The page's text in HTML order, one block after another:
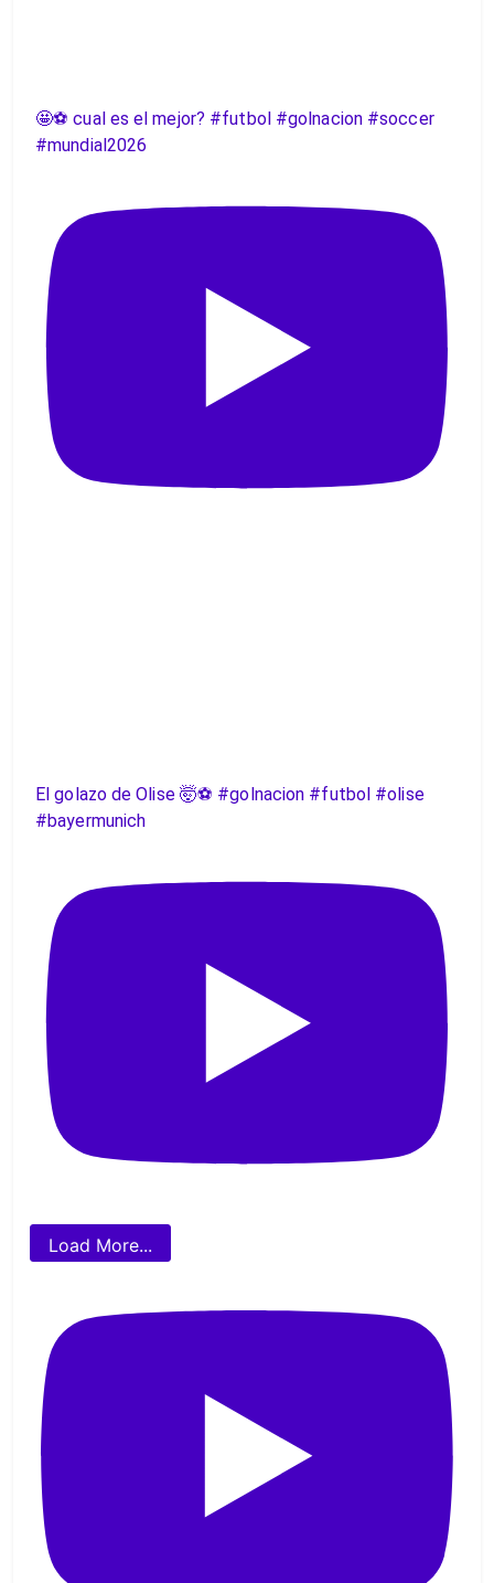
🤩⚽️ cual es el mejor? #futbol #golnacion #soccer
#mundial2026
El golazo de Olise 🤯⚽️ #golnacion #futbol #olise
#bayermunich
Load More...